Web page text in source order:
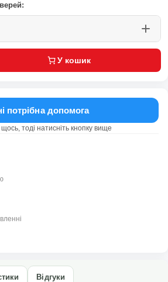
У кошик
потрібна допомога
тоді натисніть кнопку вище
Відгуки